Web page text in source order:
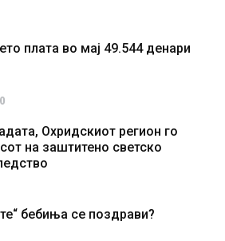
плата во мај 49.544 денари
Охридскиот регион го
на заштитено светско
бебиња се поздрави?